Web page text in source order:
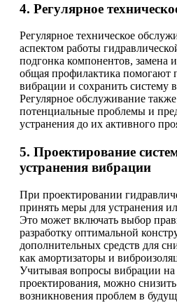
4. Регулярное
Регулярное техническое
аспектом работы
подгонка компонентов, замена
общая профилактика помогают
вибрации и сохранить систему
Регулярное обслуживание
потенциальные проблемы и
устранения до их активного
5. Проектирование
устранения вибрации
При проектировании
принять меры для устранения
Это может включать выбор
разработку оптимальной
дополнительных средств для
как амортизаторы и
Учитывая вопросы вибрации на
проектирования, можно снизить
возникновения проблем в